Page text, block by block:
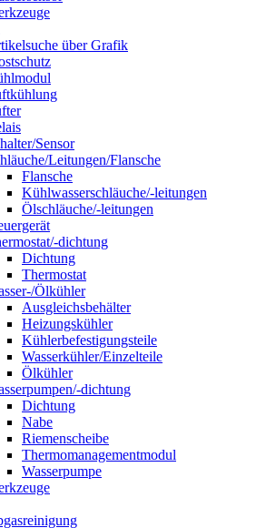
über Grafik
Sensor
Leitungen/Flansche
Flansche
Kühlwasserschläuche/-leitungen
Ölschläuche/-leitungen
dichtung
Dichtung
Thermostat
Ölkühler
Ausgleichsbehälter
Heizungskühler
Kühlerbefestigungsteile
Wasserkühler/Einzelteile
Ölkühler
dichtung
Dichtung
Nabe
Riemenscheibe
Thermomanagementmodul
Wasserpumpe